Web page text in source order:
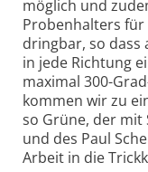
möglich und
Probenhalters
dringbar, so dass
in jede Richtung
maximal 300-
kommen wir zu
so Grüne, der mit
und des Paul
Arbeit in die